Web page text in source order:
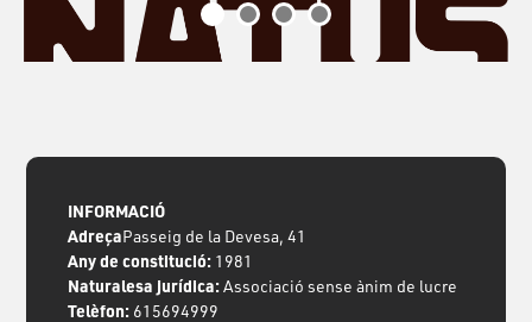
INFORMACIÓ
AdreçaPasseig de la Devesa, 41
Any de constitució: 1981
Naturalesa jurídica:Associació sense ànim de lucre
Telèfon: 615694999